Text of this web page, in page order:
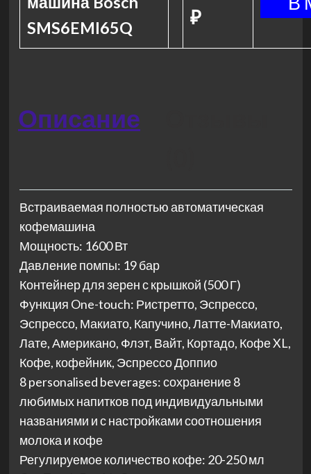
SMS6EMI65Q
₽
Описание
Встраиваемая полностью автоматическая
кофемашина
Мощность: 1600 Вт
Давление помпы: 19 бар
Контейнер для зерен с крышкой (500 Г)
Функция One-touch: Ристретто, Эспрессо,
Эспрессо, Макиато, Капучино, Латте-Макиато,
Лате, Американо, Флэт, Вайт, Кортадо, Кофе XL,
Кофе, кофейник, Эспрессо Доппио
8 personalised beverages: сохранение 8
любимых напитков под индивидуальными
названиями и с настройками соотношения
молока и кофе
Регулируемое количество кофе: 20-250 мл